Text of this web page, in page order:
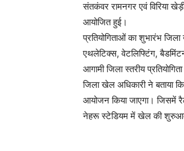
संतकंवर रामनगर एवं विरिया
आयोजित हुई।
प्रतियोगिताओं का शुभारंभ जिला
एथलेटिक्स, वेटलिफ्टिंग,
आगामी जिला स्तरीय
जिला खेल अधिकारी ने बताया
आयोजन किया जाएगा। जिसमें
नेहरू स्टेडियम में खेल की शुरुआत